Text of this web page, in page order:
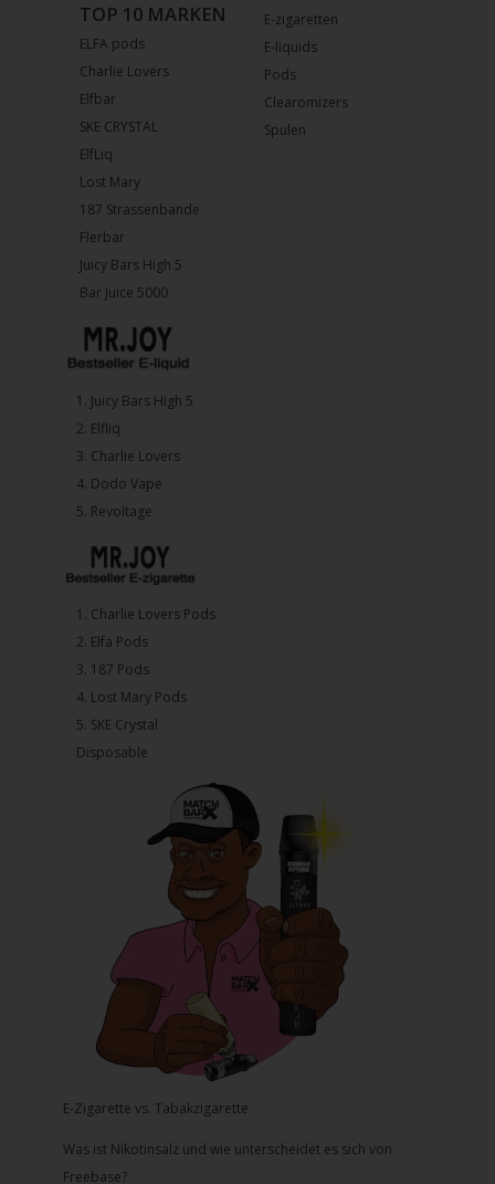
E-zigaretten
E-liquids
Pods
Clearomizers
Spulen
TOP 10 MARKEN
ELFA pods
Charlie Lovers
Elfbar
SKE CRYSTAL
ElfLiq
Lost Mary
187 Strassenbande
Flerbar
Juicy Bars High 5
Bar Juice 5000
1.⁠ ⁠Juicy Bars High 5
2.⁠ ⁠⁠Elfliq
3.⁠ ⁠⁠Charlie Lovers
4.⁠ ⁠⁠Dodo Vape
5. ⁠Revoltage
1.⁠ ⁠Charlie Lovers Pods
2.⁠ ⁠⁠Elfa Pods
3.⁠ ⁠⁠187 Pods
4.⁠ ⁠⁠Lost Mary Pods
5.⁠ ⁠⁠SKE Crystal
Disposable
E-Zigarette vs. Tabakzigarette
Was ist Nikotinsalz und wie unterscheidet es sich von
Freebase?